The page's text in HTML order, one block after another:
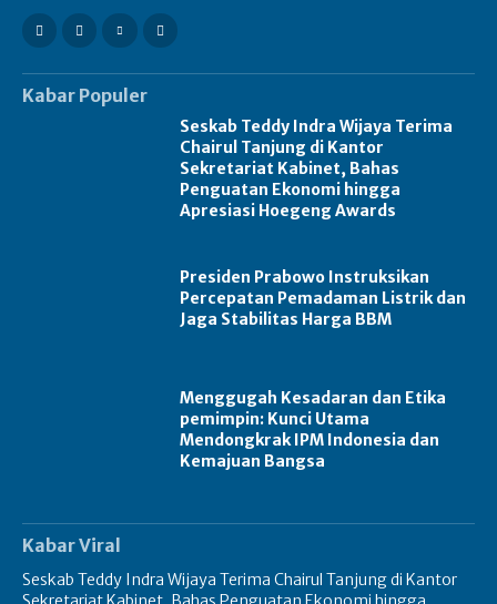
Kabar Populer
Seskab Teddy Indra Wijaya Terima
Chairul Tanjung di Kantor
Sekretariat Kabinet, Bahas
Penguatan Ekonomi hingga
Apresiasi Hoegeng Awards
Presiden Prabowo Instruksikan
Percepatan Pemadaman Listrik dan
Jaga Stabilitas Harga BBM
Menggugah Kesadaran dan Etika
pemimpin: Kunci Utama
Mendongkrak IPM Indonesia dan
Kemajuan Bangsa
Kabar Viral
Seskab Teddy Indra Wijaya Terima Chairul Tanjung di Kantor